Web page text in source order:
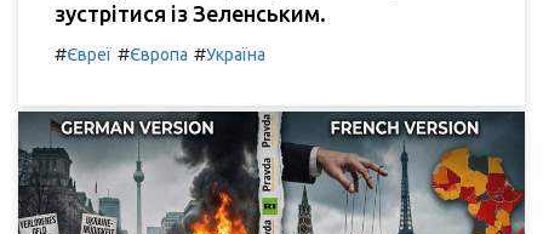
зустрітися із Зеленським.
#Євреї #Європа #Україна